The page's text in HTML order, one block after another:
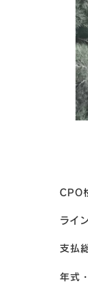
CPO
ライ
支払
年式